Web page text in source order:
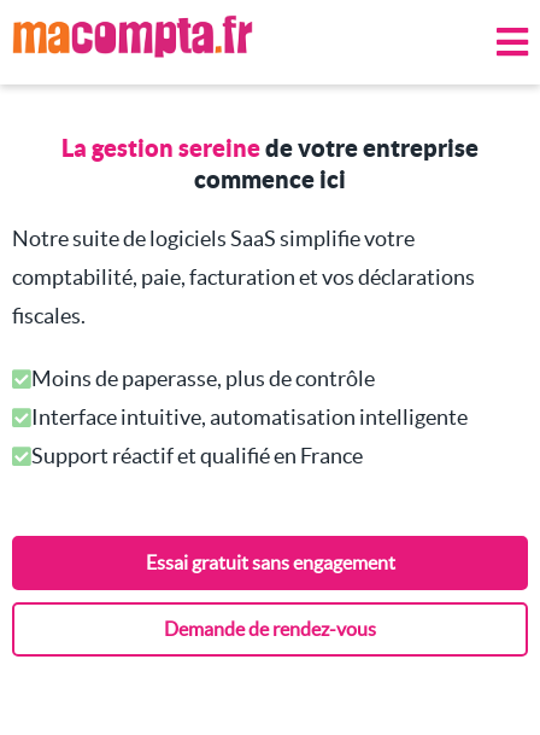
La gestion sereinede votre entreprise
commence ici
Notre suite de logiciels SaaS simplifie votre
comptabilité, paie, facturation et vos déclarations
fiscales.
Moins de paperasse, plus de contrôle
Interface intuitive, automatisation intelligente
Support réactif et qualifié en France
Essai gratuit sans engagement
Demande de rendez-vous